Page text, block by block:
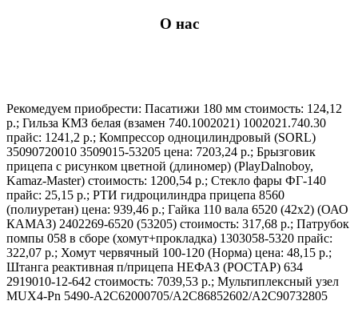
О нас
Рекомедуем приобрести: Пасатижи 180 мм стоимость: 124,12
р.; Гильза КМЗ белая (взамен 740.1002021) 1002021.740.30
прайс: 1241,2 р.; Компрессор одноцилиндровый (SORL)
35090720010 3509015-53205 цена: 7203,24 р.; Брызговик
прицепа с рисунком цветной (длиномер) (PlayDalnoboy,
Kamaz-Master) стоимость: 1200,54 р.; Стекло фары ФГ-140
прайс: 25,15 р.; РТИ гидроцилиндра прицепа 8560
(полиуретан) цена: 939,46 р.; Гайка 110 вала 6520 (42х2) (ОАО
КАМАЗ) 2402269-6520 (53205) стоимость: 317,68 р.; Патрубок
помпы 058 в сборе (хомут+прокладка) 1303058-5320 прайс:
322,07 р.; Хомут червячный 100-120 (Норма) цена: 48,15 р.;
Штанга реактивная п/прицепа НЕФАЗ (РОСТАР) 634
2919010-12-642 стоимость: 7039,53 р.; Мультиплексный узел
MUX4-Pn 5490-А2С62000705/A2C86852602/А2С90732805